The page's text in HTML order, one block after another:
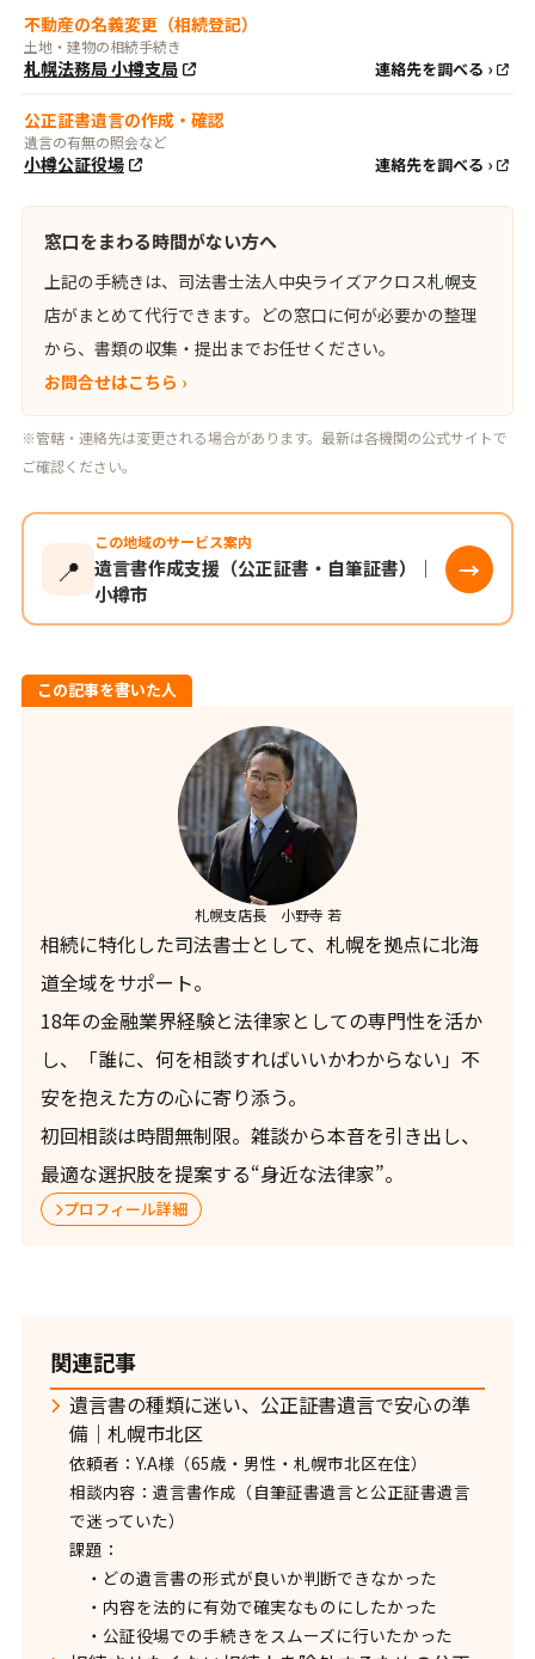
不動産の名義変更（相続登記）
土地・建物の相続手続き
札幌法務局 小樽支局 連絡先を調べる ›
公正証書遺言の作成・確認
遺言の有無の照会など
小樽公証役場 連絡先を調べる ›
窓口をまわる時間がない方へ
上記の手続きは、司法書士法人中央ライズアクロス札幌支
店がまとめて代行できます。どの窓口に何が必要かの整理
から、書類の収集・提出までお任せください。
お問合せはこちら ›
※管轄・連絡先は変更される場合があります。最新は各機関の公式サイトで
ご確認ください。
📍
この地域のサービス案内
遺言書作成支援（公正証書・自筆証書）｜
小樽市
→
この記事を書いた人
札幌支店長 小野寺 若
相続に特化した司法書士として、札幌を拠点に北海
道全域をサポート。
18年の金融業界経験と法律家としての専門性を活か
し、「誰に、何を相談すればいいかわからない」不
安を抱えた方の心に寄り添う。
初回相談は時間無制限。雑談から本音を引き出し、
最適な選択肢を提案する“身近な法律家”。
プロフィール詳細
関連記事
遺言書の種類に迷い、公正証書遺言で安心の準
備｜札幌市北区
依頼者：Y.A様（65歳・男性・札幌市北区在住）
相談内容：遺言書作成（自筆証書遺言と公正証書遺言
で迷っていた）
課題：
・どの遺言書の形式が良いか判断できなかった
・内容を法的に有効で確実なものにしたかった
・公証役場での手続きをスムーズに行いたかった